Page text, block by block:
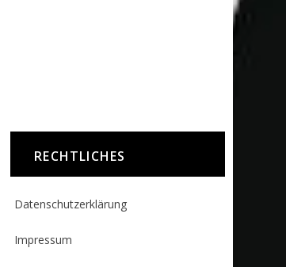
RECHTLICHES
Datenschutzerklärung
Impressum